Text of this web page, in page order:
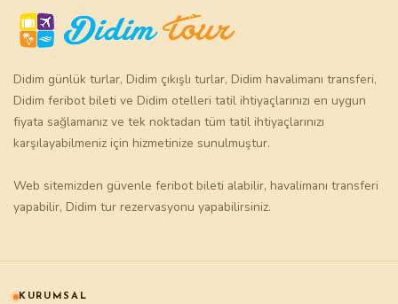
Didim günlük turlar, Didim çıkışlı turlar, Didim havalimanı transferi,
Didim feribot bileti ve Didim otelleri tatil ihtiyaçlarınızı en uygun
fiyata sağlamanız ve tek noktadan tüm tatil ihtiyaçlarınızı
karşılayabilmeniz için hizmetinize sunulmuştur.
Web sitemizden güvenle feribot bileti alabilir, havalimanı transferi
yapabilir, Didim tur rezervasyonu yapabilirsiniz.
KURUMSAL